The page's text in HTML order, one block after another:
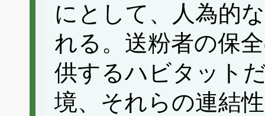
にとして、人為的
れる。送粉者の保
供するハビタット
境、それらの連結